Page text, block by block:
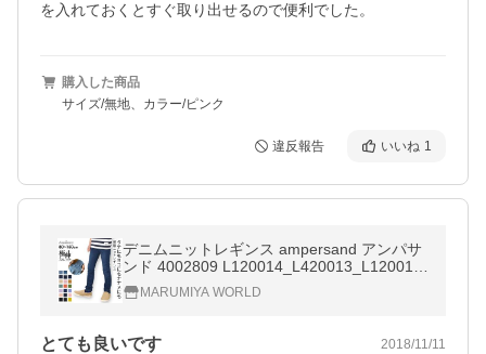
を入れておくとすぐ取り出せるので便利でした。
購入した商品
サイズ/無地、カラー/ピンク
違反報告 いいね 1
デニムニットレギンス ampersand アンパサ
ンド 4002809 L120014_L420013_L120013
_L120012_L424012_L420011_L120020_L4
24019-m14m15-C16-H14-NP15 ppr
MARUMIYA WORLD
とても良いです 2018/11/11